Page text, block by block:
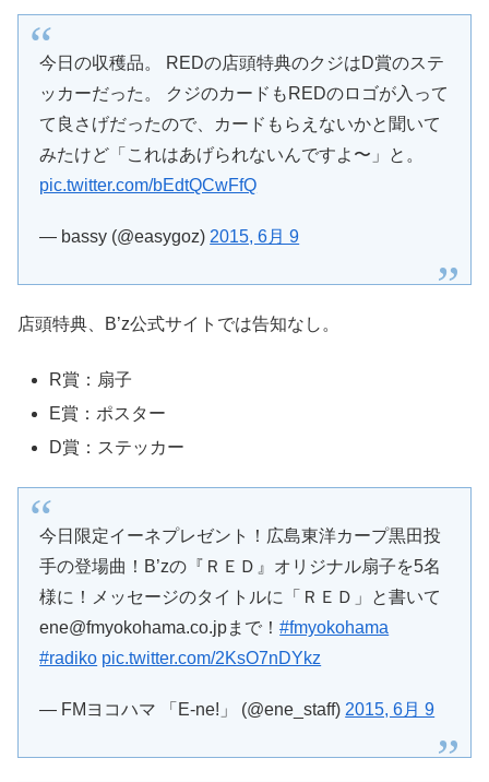
今日の収穫品。 REDの店頭特典のクジはD賞のステ
ッカーだった。 クジのカードもREDのロゴが入って
て良さげだったので、カードもらえないかと聞いて
みたけど「これはあげられないんですよ〜」と。
pic.twitter.com/bEdtQCwFfQ
— bassy (@easygoz) 2015, 6月 9
店頭特典、B’z公式サイトでは告知なし。
R賞：扇子
E賞：ポスター
D賞：ステッカー
今日限定イーネプレゼント！広島東洋カープ黒田投
手の登場曲！B’zの『ＲＥＤ』オリジナル扇子を5名
様に！メッセージのタイトルに「ＲＥＤ」と書いて
ene@fmyokohama.co.jpまで！#fmyokohama
#radiko pic.twitter.com/2KsO7nDYkz
— FMヨコハマ 「E-ne!」 (@ene_staff) 2015, 6月 9